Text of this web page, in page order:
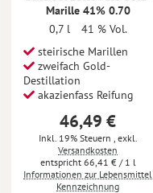
Marille 41% 0.70
0,7 l
41 % Vol.
steirische Marillen
zweifach Gold-
Destillation
akazienfass Reifung
46,49 €
Inkl. 19% Steuern , exkl.
Versandkosten
66,41 €/ 1 l
Informationen zur Lebensmittel
Kennzeichnung